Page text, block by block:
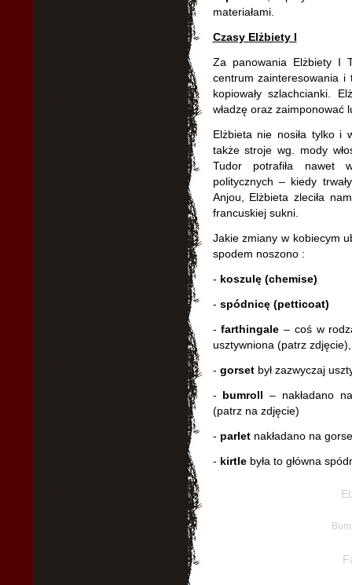
materiałami.
Czasy Elżbiety I
Za panowania Elżbiety I
centrum zainteresowania i
kopiowały szlachcianki.
władzę oraz zaimponować
Elżbieta nie nosiła tylko i
także stroje wg. mody
Tudor potrafiła nawet
politycznych – kiedy
Anjou, Elżbieta zleciła
francuskiej sukni.
Jakie zmiany w kobiecym
spodem noszono :
- koszulę (chemise)
- spódnicę (petticoat)
-farthingale – coś w
usztywniona (patrz
- gorset był zazwyczaj
- bumroll – nakładano
(patrz na zdjęcie)
- parletnakładano na
- kirtle była to główna